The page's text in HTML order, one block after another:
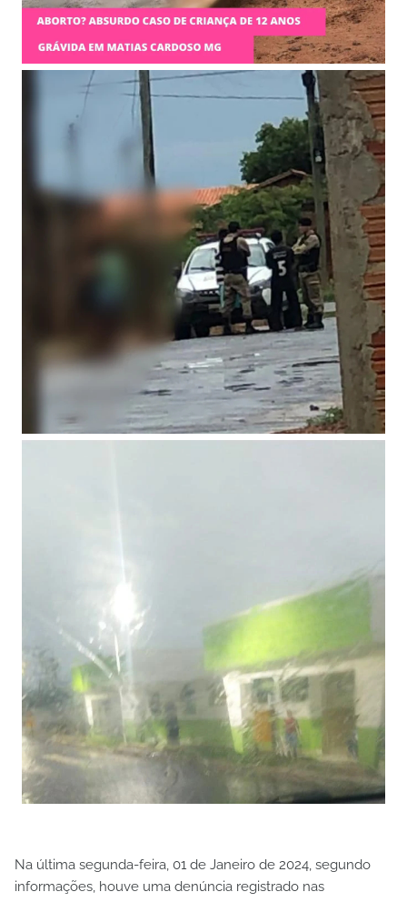
Na última segunda-feira, 01 de Janeiro de 2024, segundo
informações, houve uma denúncia registrado nas